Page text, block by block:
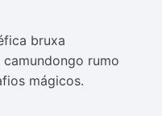
bruxa
rumo
mágicos.